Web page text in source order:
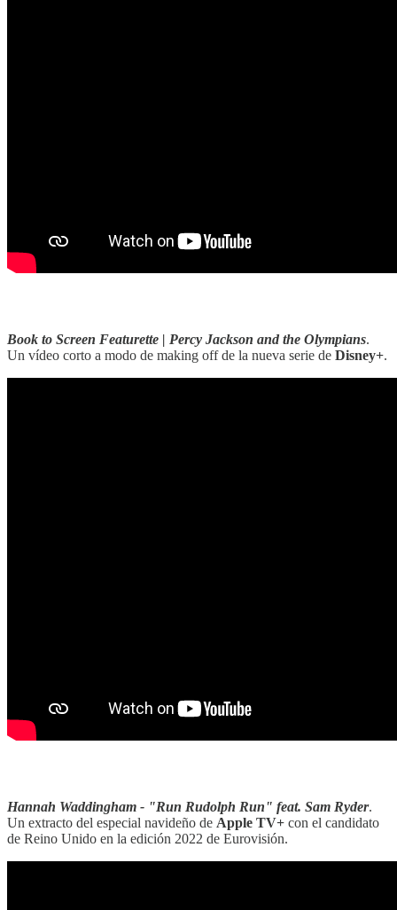
Book to Screen Featurette | Percy Jackson and the Olympians.
Un vídeo corto a modo de making off de la nueva serie de Disney+.
Hannah Waddingham - "Run Rudolph Run" feat. Sam Ryder.
Un extracto del especial navideño de Apple TV+ con el candidato
de Reino Unido en la edición 2022 de Eurovisión.